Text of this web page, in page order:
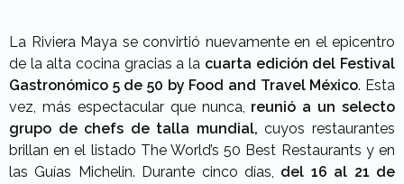
La Riviera Maya se convirtió nuevamente en el epicentro
de la alta cocina gracias a la cuarta edición del Festival
Gastronómico 5 de 50 by Food and Travel México. Esta
vez, más espectacular que nunca, reunió a un selecto
grupo de chefs de talla mundial,cuyos restaurantes
brillan en el listado The World’s 50 Best Restaurants y en
las Guías Michelin. Durante cinco días, del 16 al 21 de